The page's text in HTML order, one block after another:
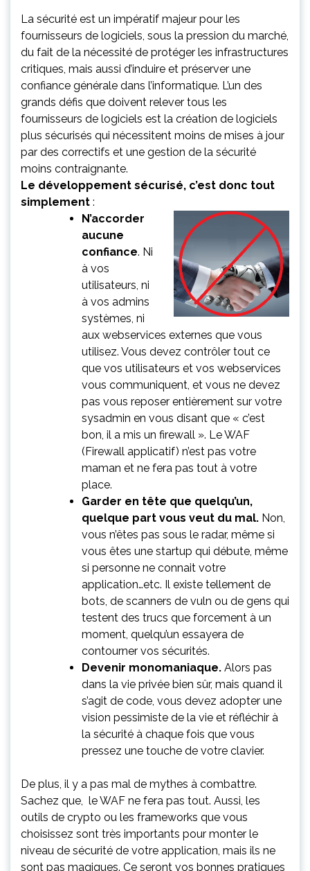
La sécurité est un impératif majeur pour les
fournisseurs de logiciels, sous la pression du marché,
du fait de la nécessité de protéger les infrastructures
critiques, mais aussi d’induire et préserver une
confiance générale dans l’informatique. L’un des
grands défis que doivent relever tous les
fournisseurs de logiciels est la création de logiciels
plus sécurisés qui nécessitent moins de mises à jour
par des correctifs et une gestion de la sécurité
moins contraignante.
Le développement sécurisé, c’est donc tout
simplement :
N’accorder
aucune
confiance. Ni
à vos
utilisateurs, ni
à vos admins
systèmes, ni
aux webservices externes que vous
utilisez. Vous devez contrôler tout ce
que vos utilisateurs et vos webservices
vous communiquent, et vous ne devez
pas vous reposer entièrement sur votre
sysadmin en vous disant que « c’est
bon, il a mis un firewall ». Le WAF
(Firewall applicatif) n’est pas votre
maman et ne fera pas tout à votre
place.
Garder en tête que quelqu’un,
quelque part vous veut du mal. Non,
vous n’êtes pas sous le radar, même si
vous êtes une startup qui débute, même
si personne ne connait votre
application…etc. Il existe tellement de
bots, de scanners de vuln ou de gens qui
testent des trucs que forcement à un
moment, quelqu’un essayera de
contourner vos sécurités.
Devenir monomaniaque. Alors pas
dans la vie privée bien sûr, mais quand il
s’agit de code, vous devez adopter une
vision pessimiste de la vie et réfléchir à
la sécurité à chaque fois que vous
pressez une touche de votre clavier.
De plus, il y a pas mal de mythes à combattre.
Sachez que, le WAF ne fera pas tout. Aussi, les
outils de crypto ou les frameworks que vous
choisissez sont très importants pour monter le
niveau de sécurité de votre application, mais ils ne
sont pas magiques. Ce seront vos bonnes pratiques